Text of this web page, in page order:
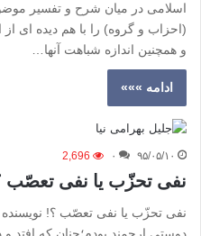
اسلامی در میان شرح و تفسیر
(احزاب و گروه) را با هم دیده ای از
و همچنین اندازه شباهت آنها…
ادامه »»»
۹۵/۰۵/۱۰ ۰ 2,696
نفی تحزّب یا نفی تعصّب
نفی تحزّب یا نفی تعصّب ؟!